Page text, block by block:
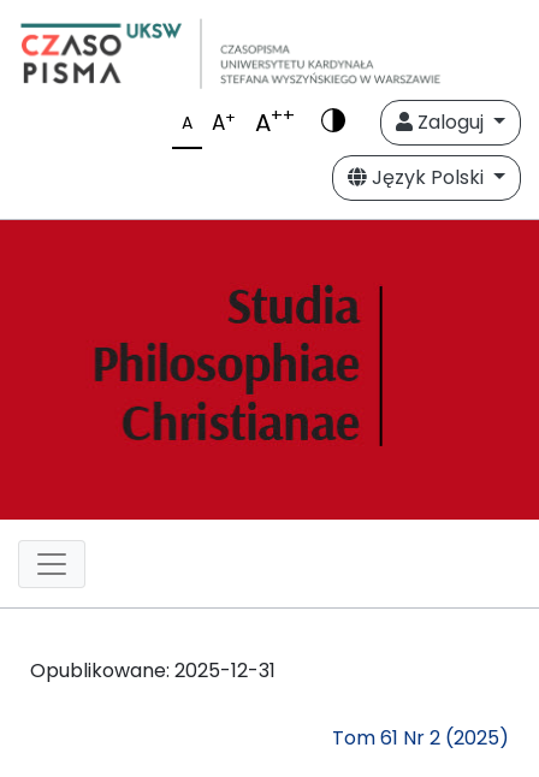
A A+ A++
Zaloguj
Język Polski
Opublikowane: 2025-12-31
Tom 61 Nr 2 (2025)